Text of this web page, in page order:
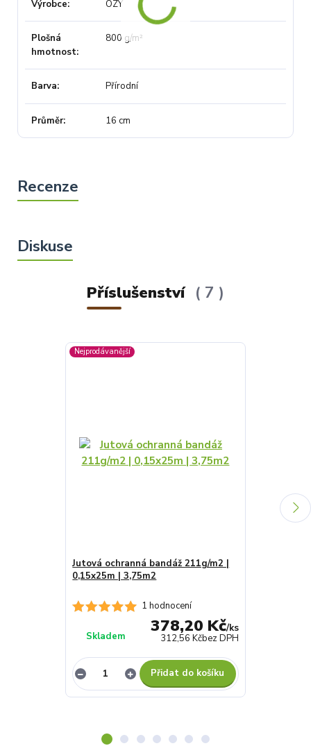
Výrobce OZY
Plošná
hmotnost
800 g/m²
Barva Přírodní
Průměr 16 cm
Příslušenství 7
Nejprodávanější
1 hodnocení
Jutová ochranná bandáž 211g/m2 |
0,15x25m | 3,75m2
378,20 Kč/ks
312,56 Kčbez DPH
Skladem
Přidat do košíku